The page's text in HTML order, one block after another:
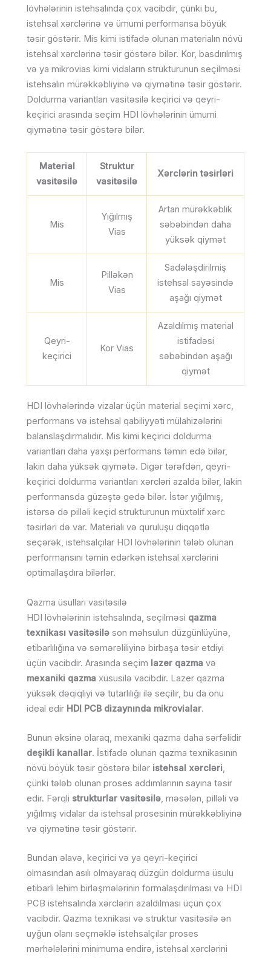
lövhələrinin istehsalında çox vacibdir, çünki bu,
istehsal xərclərinə və ümumi performansa böyük
təsir göstərir. Mis kimi istifadə olunan materialın növü
istehsal xərclərinə təsir göstərə bilər. Kor, basdırılmış
və ya mikrovias kimi vidaların strukturunun seçilməsi
istehsalın mürəkkəbliyinə və qiymətinə təsir göstərir.
Doldurma variantları vasitəsilə keçirici və qeyri-
keçirici arasında seçim HDI lövhələrinin ümumi
qiymətinə təsir göstərə bilər.
Material
vasitəsilə
Struktur
vasitəsilə
Xərclərin təsirləri
Mis
Yığılmış
Vias
Artan mürəkkəblik
səbəbindən daha
yüksək qiymət
Mis
Pilləkən
Vias
Sadələşdirilmiş
istehsal sayəsində
aşağı qiymət
Qeyri-
keçirici
Kor Vias
Azaldılmış material
istifadəsi
səbəbindən aşağı
qiymət
HDI lövhələrində vizalar üçün material seçimi xərc,
performans və istehsal qabiliyyəti mülahizələrini
balanslaşdırmalıdır. Mis kimi keçirici doldurma
variantları daha yaxşı performans təmin edə bilər,
lakin daha yüksək qiymətə. Digər tərəfdən, qeyri-
keçirici doldurma variantları xərcləri azalda bilər, lakin
performansda güzəştə gedə bilər. İstər yığılmış,
istərsə də pilləli keçid strukturunun müxtəlif xərc
təsirləri də var. Materialı və quruluşu diqqətlə
seçərək, istehsalçılar HDI lövhələrinin tələb olunan
performansını təmin edərkən istehsal xərclərini
optimallaşdıra bilərlər.
Qazma üsulları vasitəsilə
HDI lövhələrinin istehsalında, seçilməsi qazma
texnikası vasitəsilə son məhsulun düzgünlüyünə,
etibarlılığına və səmərəliliyinə birbaşa təsir etdiyi
üçün vacibdir. Arasında seçim lazer qazma və
mexaniki qazma xüsusilə vacibdir. Lazer qazma
yüksək dəqiqliyi və tutarlılığı ilə seçilir, bu da onu
ideal edir HDI PCB dizaynında mikrovialar.
Bunun əksinə olaraq, mexaniki qazma daha sərfəlidir
deşikli kanallar. İstifadə olunan qazma texnikasının
növü böyük təsir göstərə bilər istehsal xərcləri,
çünki tələb olunan proses addımlarının sayına təsir
edir. Fərqli strukturlar vasitəsilə, məsələn, pilləli və
yığılmış vidalar da istehsal prosesinin mürəkkəbliyinə
və qiymətinə təsir göstərir.
Bundan əlavə, keçirici və ya qeyri-keçirici
olmasından asılı olmayaraq düzgün doldurma üsulu
etibarlı lehim birləşmələrinin formalaşdırılması və HDI
PCB istehsalında xərclərin azaldılması üçün çox
vacibdir. Qazma texnikası və struktur vasitəsilə ən
uyğun olanı seçməklə istehsalçılar proses
mərhələlərini minimuma endirə, istehsal xərclərini